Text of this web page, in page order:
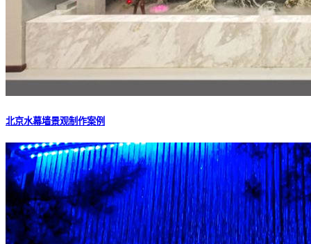
北京水幕墙景观制作案例